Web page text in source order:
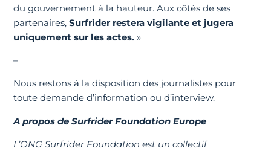
du gouvernement à la hauteur. Aux côtés de ses
partenaires,Surfrider restera vigilante et jugera
uniquement sur les actes. »
–
Nous restons à la disposition des journalistes pour
toute demande d’information ou d’interview.
A propos de Surfrider Foundation Europe
L’ONG Surfrider Foundation est un collectif